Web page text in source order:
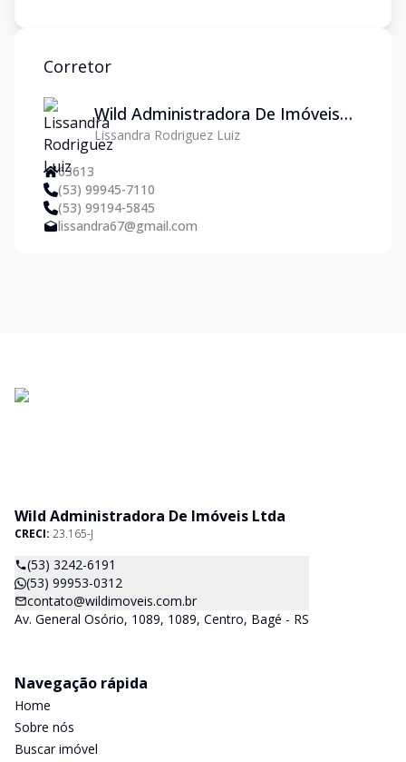
Corretor
Wild Administradora De Imóveis
Ltda
Lissandra Rodriguez Luiz
63613
(53) 99945-7110
(53) 99194-5845
lissandra67@gmail.com
Wild Administradora De Imóveis Ltda
CRECI: 23.165-J
(53) 3242-6191
(53) 99953-0312
contato@wildimoveis.com.br
Av. General Osório, 1089, 1089, Centro, Bagé - RS
Navegação rápida
Home
Sobre nós
Buscar imóvel